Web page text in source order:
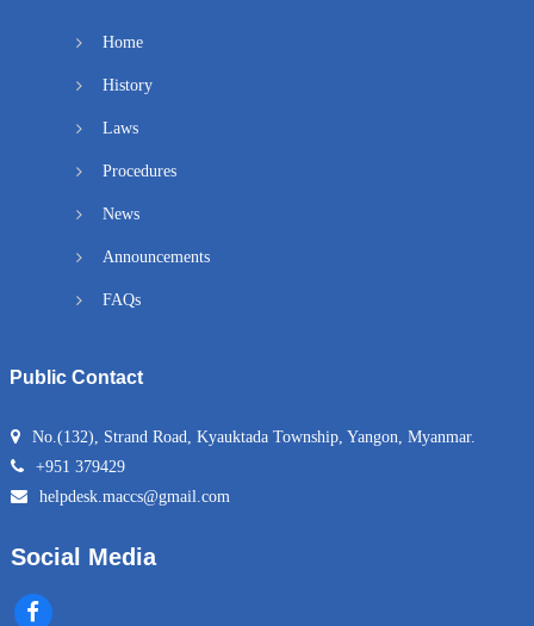
Home
History
Laws
Procedures
News
Announcements
FAQs
Public Contact
No.(132), Strand Road, Kyauktada Township, Yangon, Myanmar.
+951 379429
helpdesk.maccs@gmail.com
Social Media